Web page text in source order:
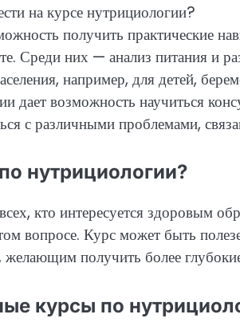
на курсе нутрициологии?
получить практические
Среди них — анализ питания и
например, для детей,
дает возможность научиться
с различными проблемами,
нутрициологии?
кто интересуется здоровым
вопросе. Курс может быть
желающим получить более
курсы по